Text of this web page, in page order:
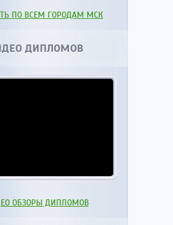
ПО ВСЕМ ГОРОДАМ МСК
ДИПЛОМОВ
ОБЗОРЫ ДИПЛОМОВ